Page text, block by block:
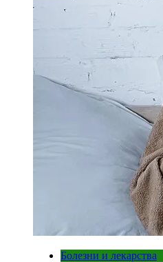
Болезни и лекарства